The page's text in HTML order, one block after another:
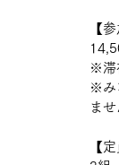
【
※滞
※み
ま
【定